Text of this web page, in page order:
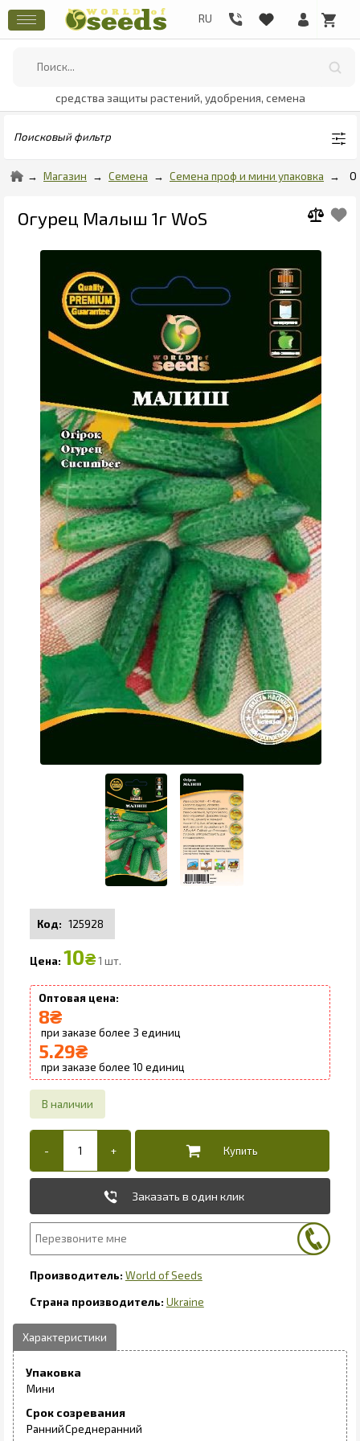
средства защиты растений, удобрения, семена
Поисковый фильтр
Магазин Семена Семена проф и мини упаковка
Огурец Малыш 1г WoS
125928
10₴ 1 шт.
8₴
3
5.29₴
10
Заказать в один клик
World of Seeds
Ukraine
Упаковка
Мини
Срок созревания
РаннийСреднеранний